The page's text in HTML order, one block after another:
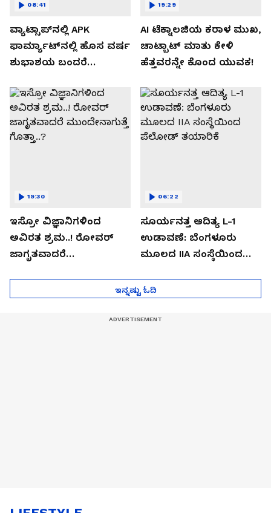
ವ್ಯಾಟ್ಸಾಪ್‌ನಲ್ಲಿ APK
ಫಾರ್ಮ್ಯಾಟ್‌ನಲ್ಲಿ ಹೊಸ ವರ್ಷ
ಶುಭಾಶಯ ಬಂದರೆ
08:41
AI ಟೆಕ್ನಾಲಜಿಯ ಕರಾಳ ಮುಖ,
ಚಾಟ್ಬಾಟ್ ಮಾತು ಕೇಳಿ
ಹೆತ್ತವರನ್ನೇ ಕೊಂದ ಯುವಕ!
19:29
ಇಸ್ರೋ ವಿಜ್ಞಾನಿಗಳಿಂದ
ಅವಿರತ ಶ್ರಮ..! ರೋವರ್
ಜಾಗೃತವಾದರೆ
19:30
ಸೂರ್ಯನತ್ತ ಆದಿತ್ಯ L-1
ಉಡಾವಣೆ: ಬೆಂಗಳೂರು
ಮೂಲದ IIA ಸಂಸ್ಥೆಯಿಂದ
06:22
ಇನ್ನಷ್ಟು ಓದಿ